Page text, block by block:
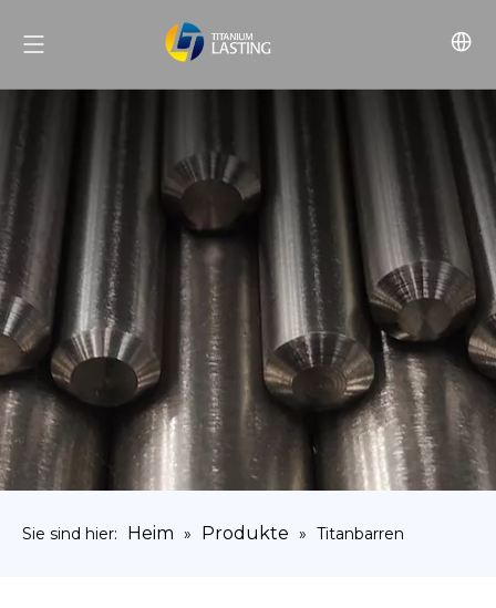
Sie sind hier: Heim » Produkte » Titanbarren